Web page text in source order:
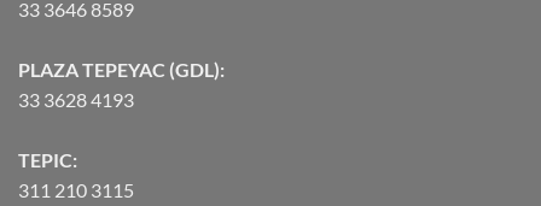
33 3646 8589
PLAZA TEPEYAC (GDL):
33 3628 4193
TEPIC:
311 210 3115